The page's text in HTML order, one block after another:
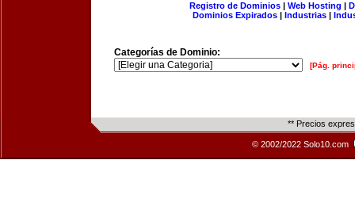
Registro de Dominios| Web Hosting |
Dominios Expirados | Industrias |
Categorías de Dominio:
[Pág.
** Precios
© 2002/2022 Solo10.com